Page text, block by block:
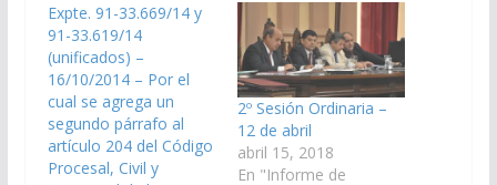
Expte. 91-33.669/14 y
91-33.619/14
(unificados) –
16/10/2014 – Por el
cual se agrega un
segundo párrafo al
artículo 204 del Código
Procesal, Civil y
2º Sesión Ordinaria –
12 de abril
abril 15, 2018
En "Informe de